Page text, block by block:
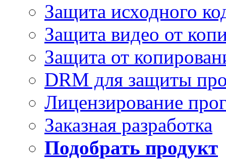
Защита исходного
Защита видео от
Защита от
DRM для защиты
Лицензирование
Заказная разработка
Подобрать продукт